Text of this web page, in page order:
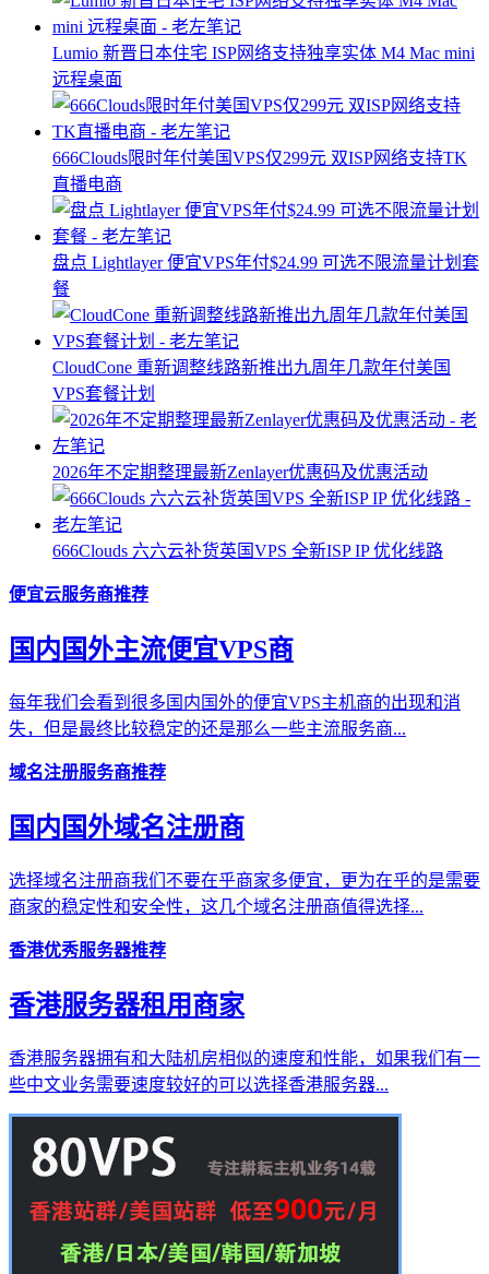
Lumio 新晋日本住宅 ISP网络支持独享实体 M4 Mac mini
远程桌面
666Clouds限时年付美国VPS仅299元 双ISP网络支持TK
直播电商
盘点 Lightlayer 便宜VPS年付$24.99 可选不限流量计划套
餐
CloudCone 重新调整线路新推出九周年几款年付美国
VPS套餐计划
2026年不定期整理最新Zenlayer优惠码及优惠活动
666Clouds 六六云补货英国VPS 全新ISP IP 优化线路
便宜云服务商推荐
国内国外主流便宜VPS商
每年我们会看到很多国内国外的便宜VPS主机商的出现和消
失，但是最终比较稳定的还是那么一些主流服务商...
域名注册服务商推荐
国内国外域名注册商
选择域名注册商我们不要在乎商家多便宜，更为在乎的是需要
商家的稳定性和安全性，这几个域名注册商值得选择...
香港优秀服务器推荐
香港服务器租用商家
香港服务器拥有和大陆机房相似的速度和性能，如果我们有一
些中文业务需要速度较好的可以选择香港服务器...